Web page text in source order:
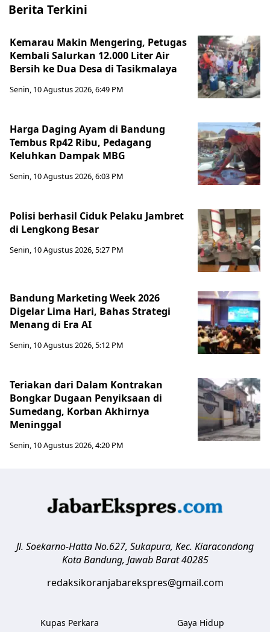
Berita Terkini
Kemarau Makin Mengering, Petugas
Kembali Salurkan 12.000 Liter Air
Bersih ke Dua Desa di Tasikmalaya
Senin, 10 Agustus 2026, 6:49 PM
Harga Daging Ayam di Bandung
Tembus Rp42 Ribu, Pedagang
Keluhkan Dampak MBG
Senin, 10 Agustus 2026, 6:03 PM
Polisi berhasil Ciduk Pelaku Jambret
di Lengkong Besar
Senin, 10 Agustus 2026, 5:27 PM
Bandung Marketing Week 2026
Digelar Lima Hari, Bahas Strategi
Menang di Era AI
Senin, 10 Agustus 2026, 5:12 PM
Teriakan dari Dalam Kontrakan
Bongkar Dugaan Penyiksaan di
Sumedang, Korban Akhirnya
Meninggal
Senin, 10 Agustus 2026, 4:20 PM
Jl. Soekarno-Hatta No.627, Sukapura, Kec. Kiaracondong
Kota Bandung, Jawab Barat 40285
redaksikoranjabarekspres@gmail.com
Kupas Perkara Gaya Hidup